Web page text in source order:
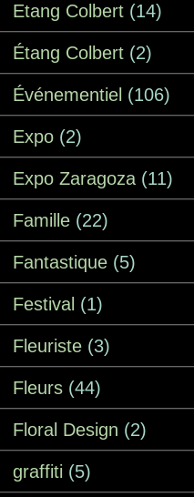
Etang Colbert (14)
Étang Colbert (2)
Événementiel (106)
Expo (2)
Expo Zaragoza (11)
Famille (22)
Fantastique (5)
Festival (1)
Fleuriste (3)
Fleurs (44)
Floral Design (2)
graffiti (5)